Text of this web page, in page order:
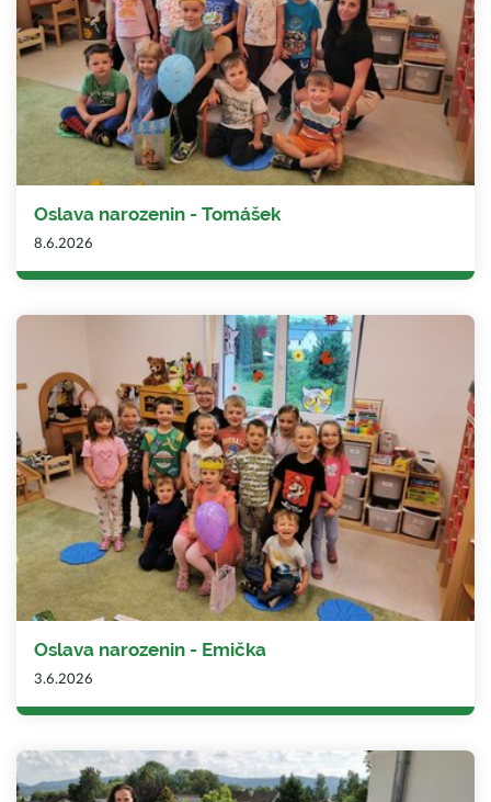
Oslava narozenin - Tomášek
8.6.2026
Oslava narozenin - Emička
3.6.2026